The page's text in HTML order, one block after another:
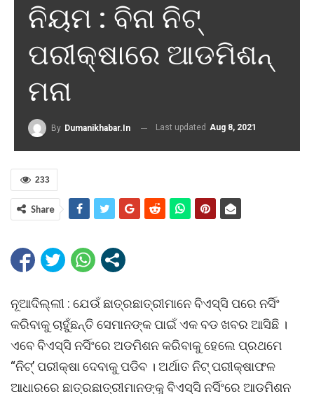
ନିୟମ : ବିନା ନିଟ୍
ପରୀକ୍ଷାରେ ଆଡମିଶନ୍
ମନା
By Dumanikhabar.in Last updated Aug 8, 2021
233
Share
ନୂଆଦିଲ୍ଲୀ : ଯେଉଁ ଛାତ୍ରଛାତ୍ରୀମାନେ ବିଏସ୍ସି ପରେ ନର୍ସିଂ
କରିବାକୁ ଚାହୁଁଛନ୍ତି ସେମାନଙ୍କ ପାଇଁ ଏକ ବଡ ଖବର ଆସିଛି ।
ଏବେ ବିଏସ୍ସି ନର୍ସିଂରେ ଅଡମିଶନ କରିବାକୁ ହେଲେ ପ୍ରଥମେ
“ନିଟ୍’ ପରୀକ୍ଷା ଦେବାକୁ ପଡିବ । ଅର୍ଥାତ ନିଟ୍ ପରୀକ୍ଷାଫଳ
ଆଧାରରେ ଛାତ୍ରଛାତ୍ରୀମାନଙ୍କୁ ବିଏସ୍ସି ନର୍ସିଂରେ ଆଡମିଶନ